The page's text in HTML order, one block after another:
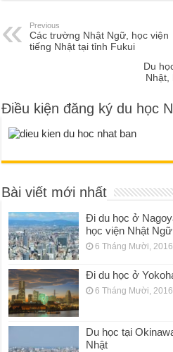
Previous
Các trường Nhật Ngữ, học viện
tiếng Nhật tại tỉnh Fukui
Du
Nhật,
Điều kiện đăng ký du học
Bài viết mới nhất
Đi du học ở
học viện Nhật Ngữ
6 Tháng Mười, 2016
Đi du học ở
6 Tháng Mười, 2016
Du học tại
Nhật